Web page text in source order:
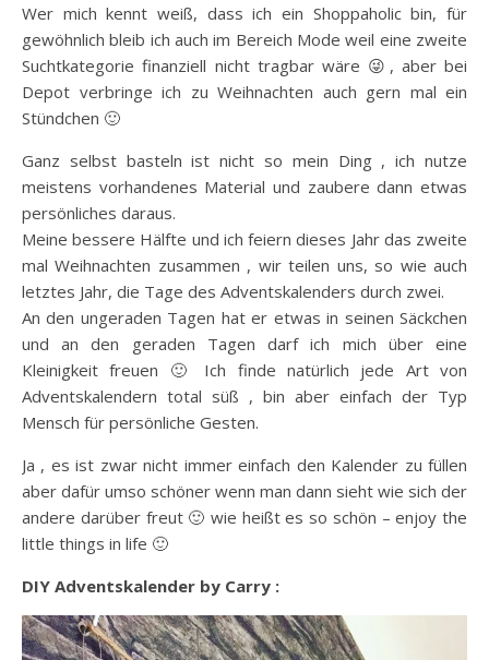
Wer mich kennt weiß, dass ich ein Shoppaholic bin, für
gewöhnlich bleib ich auch im Bereich Mode weil eine zweite
Suchtkategorie finanziell nicht tragbar wäre 😜, aber bei
Depot verbringe ich zu Weihnachten auch gern mal ein
Stündchen 🙂
Ganz selbst basteln ist nicht so mein Ding , ich nutze
meistens vorhandenes Material und zaubere dann etwas
persönliches daraus.
Meine bessere Hälfte und ich feiern dieses Jahr das zweite
mal Weihnachten zusammen , wir teilen uns, so wie auch
letztes Jahr, die Tage des Adventskalenders durch zwei.
An den ungeraden Tagen hat er etwas in seinen Säckchen
und an den geraden Tagen darf ich mich über eine
Kleinigkeit freuen 🙂 Ich finde natürlich jede Art von
Adventskalendern total süß , bin aber einfach der Typ
Mensch für persönliche Gesten.
Ja , es ist zwar nicht immer einfach den Kalender zu füllen
aber dafür umso schöner wenn man dann sieht wie sich der
andere darüber freut 🙂 wie heißt es so schön – enjoy the
little things in life 🙂
DIY Adventskalender by Carry :